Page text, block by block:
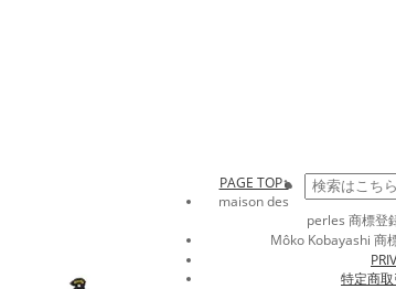
PAGE TOP↑
maison des
perles 商標
Môko Kobayashi
特定商